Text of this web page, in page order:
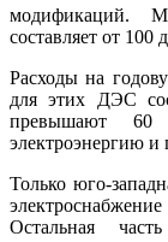
модификаций.
составляет от 100
Расходы на
для этих ДЭС
превышают
электроэнергию и
Только юго-
Остальная